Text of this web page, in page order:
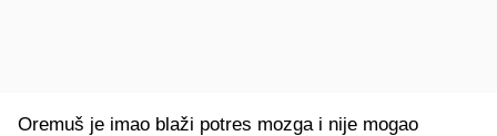
Oremuš je imao blaži potres mozga i nije mogao